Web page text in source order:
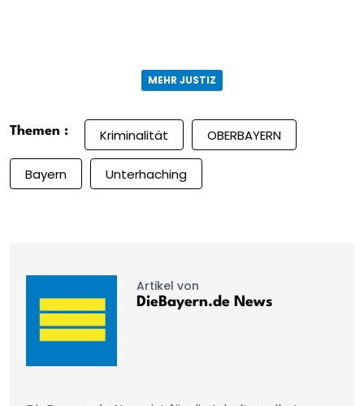
MEHR JUSTIZ
Themen : Kriminalität OBERBAYERN
Bayern Unterhaching
Artikel von
DieBayern.de News